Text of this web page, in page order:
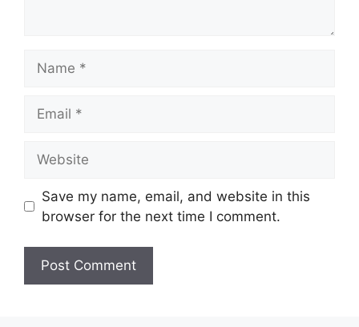
Save my name, email, and website in this
browser for the next time I comment.